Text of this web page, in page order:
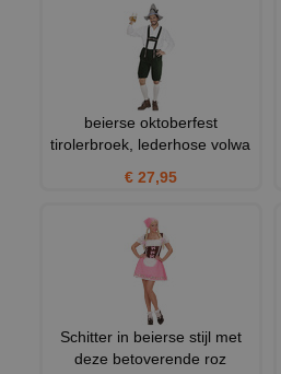
beierse oktoberfest
tirolerbroek, lederhose volwa
€ 27,95
Schitter in beierse stijl met
deze betoverende roz